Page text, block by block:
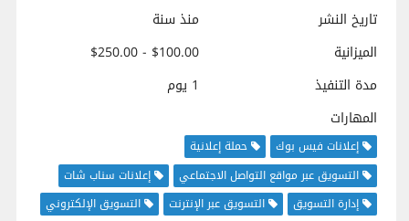
تاريخ النشر
منذ سنة
الميزانية
$100.00 - $250.00
مدة التنفيذ
1 يوم
المهارات
إعلانات فيس بوك
حملة إعلانية
التسويق عبر مواقع التواصل الاجتماعي
إعلانات سناب شات
إدارة التسويق
التسويق عبر الإنترنت
التسويق الإلكتروني